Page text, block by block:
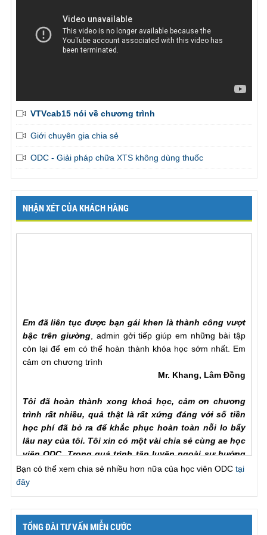
VTVcab15 nói về chương trình
Giới chuyên gia chia sẻ
ODC - Giải pháp chữa XTS không dùng thuốc
NHẬN XÉT CỦA KHÁCH HÀNG
bậc trên giường, admin gởi tiếp giúp em những bài tập
còn lại để em có thể hoàn thành khóa học sớm nhất. Em
cảm ơn chương trình
trình rất nhiều, quả thật là rất xứng đáng với số tiền
học phí đã bỏ ra để khắc phục hoàn toàn nỗi lo bấy
lâu nay của tôi. Tôi xin có một vài chia sẻ cùng ae học
viên ODC. Trong quá trình tập luyện ngoài sự hướng
dẫn của hlv cần hơn hết là sự chia sẻ của ae học viên
với nhau để hiểu rõ từng vấn đề của phương pháp.
Trước khi đến với ODC tình trạng của tôi rất tệ, qh chỉ
sẻ với chuong trinh, tôi đã chăm chỉ làm lại từ đầu và
Bạn có thể xem chia sẻ nhiều hơn nữa của học viên ODC tại
đây
TỔNG ĐÀI TƯ VẤN MIỄN CƯỚC